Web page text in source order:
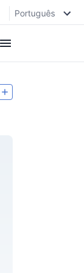
Português